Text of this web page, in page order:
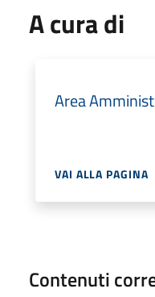
A cura di
Area
VAI ALLA PAGINA
Contenuti